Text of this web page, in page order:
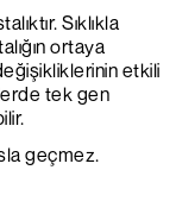
Sıklıkla
ortaya
etkili
tek gen
geçmez.